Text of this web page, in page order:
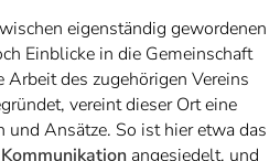
eigenständig gewordenen
Einblicke in die Gemeinschaft
des zugehörigen Vereins
vereint dieser Ort eine
Ansätze. So ist hier etwa das
angesiedelt, und